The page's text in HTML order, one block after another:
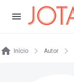
Início Autor